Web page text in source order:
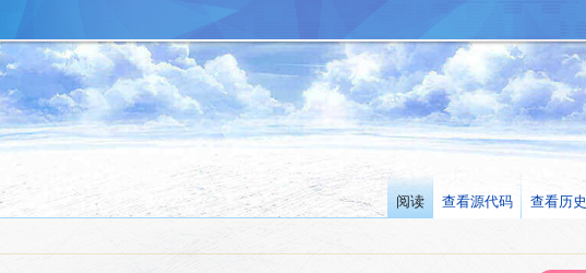
阅读 查看源代码 查看历史